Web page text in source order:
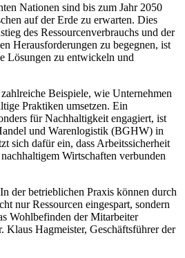
Nationen sind bis zum Jahr 2050
auf der Erde zu erwarten. Dies
des Ressourcenverbrauchs und der
Herausforderungen zu begegnen, ist
Lösungen zu entwickeln und
Beispiele, wie Unternehmen
Praktiken umsetzen. Ein
für Nachhaltigkeit engagiert, ist
und Warenlogistik (BGHW) in
sich dafür ein, dass Arbeitssicherheit
Wirtschaften verbunden
der betrieblichen Praxis können durch
nur Ressourcen eingespart, sondern
Wohlbefinden der Mitarbeiter
Klaus Hagmeister, Geschäftsführer der